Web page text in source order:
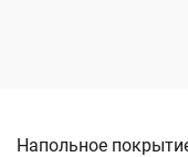
Напольное